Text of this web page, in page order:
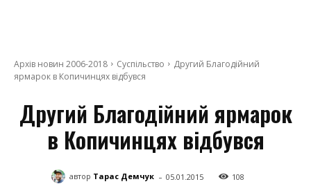
Архів новин 2006-2018 Суспільство
Другий Благодійний
ярмарок в Копичинцях відбувся
Другий Благодійний ярмарок
в Копичинцях відбувся
автор Тарас Демчук - 05.01.2015 108